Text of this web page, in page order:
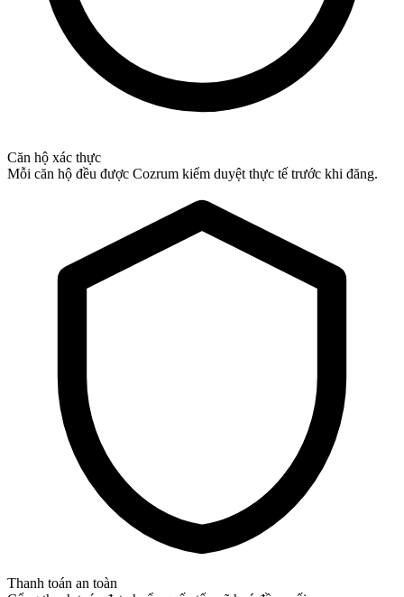
Căn hộ xác thực
Mỗi căn hộ đều được Cozrum kiểm duyệt thực tế trước khi đăng.
Thanh toán an toàn